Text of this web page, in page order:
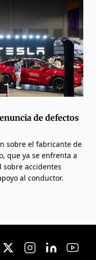
de defectos
sobre el fabricante de
que ya se enfrenta a
accidentes
al conductor.